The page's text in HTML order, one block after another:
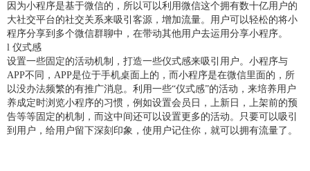
因为小程序是基于微信的，所以可以利用微信这个拥有数十亿用户的
大社交平台的社交关系来吸引客源，增加流量。用户可以轻松的将小
程序分享到多个微信群聊中，在带动其他用户去运用分享小程序。
l 仪式感
设置一些固定的活动机制，打造一些仪式感来吸引用户。小程序与
APP不同，APP是位于手机桌面上的，而小程序是在微信里面的，所
以没办法频繁的有推广消息。利用一些“仪式感”的活动，来培养用户
养成定时浏览小程序的习惯，例如设置会员日，上新日，上架前的预
告等等固定的机制，而这中间还可以设置更多的活动。只要可以吸引
到用户，给用户留下深刻印象，使用户记住你，就可以拥有流量了。